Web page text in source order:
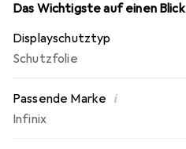
Das Wichtigste auf einen Blick
Displayschutztyp
Schutzfolie
Passende Marke i
Infinix